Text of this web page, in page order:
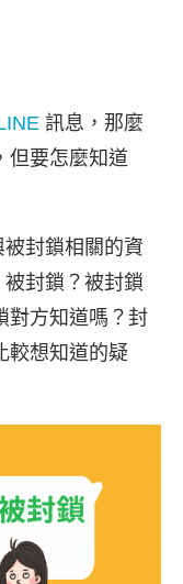
訊息，那麼
但要怎麼知道
封鎖相關的資
封鎖？被封鎖
對方知道嗎？封
較想知道的疑